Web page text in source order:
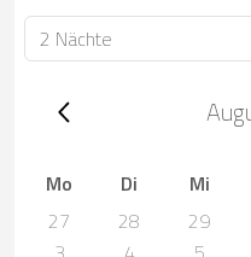
Dauer
Trip dates, August
Mo Di Mi
27
28 29